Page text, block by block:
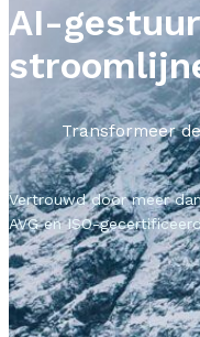
AI-
Transformeer
Vertrouwd door meer
AVG en ISO-